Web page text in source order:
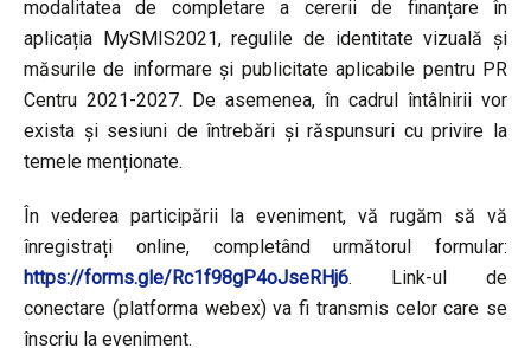
modalitatea de completare a cererii de finanțare în
aplicația MySMIS2021, regulile de identitate vizuală și
măsurile de informare și publicitate aplicabile pentru PR
Centru 2021-2027. De asemenea, în cadrul întâlnirii vor
exista și sesiuni de întrebări și răspunsuri cu privire la
temele menționate.
În vederea participării la eveniment, vă rugăm să vă
înregistrați online, completând următorul formular:
https://forms.gle/Rc1f98gP4oJseRHj6. Link-ul de
conectare (platforma webex) va fi transmis celor care se
înscriu la eveniment.